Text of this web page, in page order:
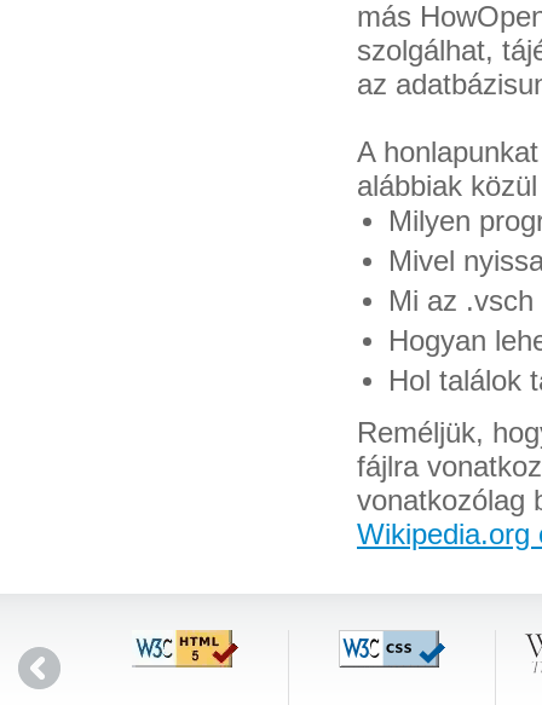
más
szolgálhat,
az
A
alábbiak
Milyen
Mivel
Mi az .vsch
Hogyan
Hol találok
Reméljük,
fájlra
vonatkozólag
Wikipedia.org